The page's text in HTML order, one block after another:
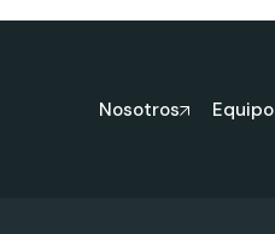
Nosotros Equipo